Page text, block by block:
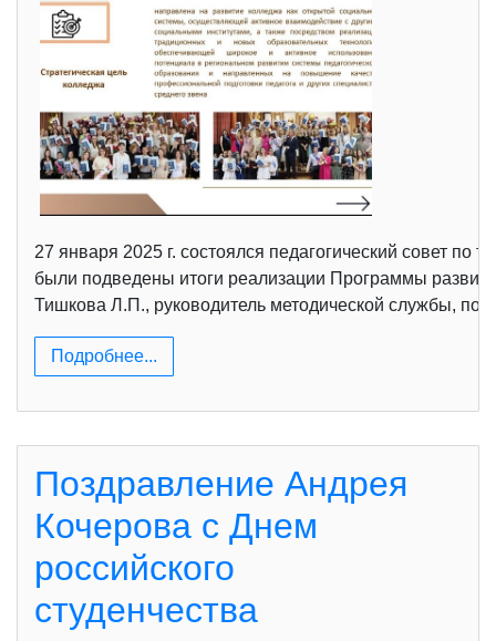
27 января 2025 г. состоялся педагогический совет
были подведены итоги реализации Программы
Тишкова Л.П., руководитель методической службы,
Подробнее...
Поздравление Андрея
Кочерова с Днем
российского
студенчества